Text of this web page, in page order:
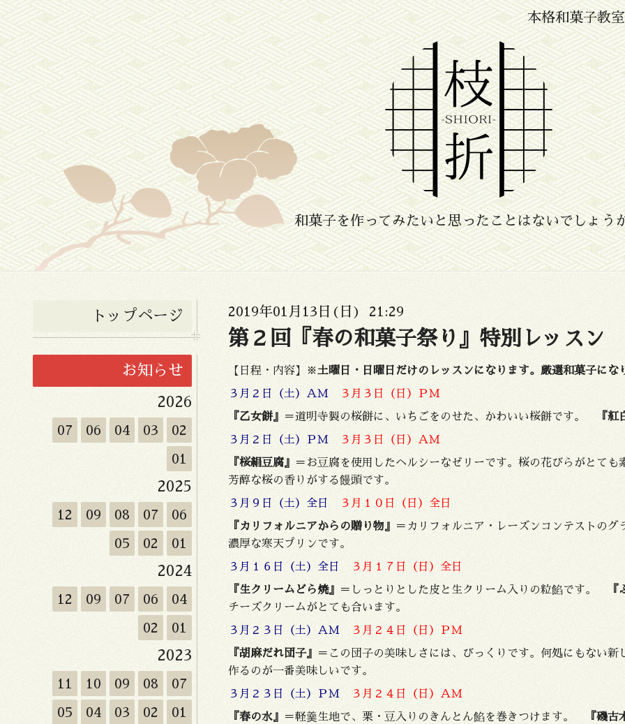
本格和菓子教
和菓子を作ってみたいと思ったことはないでしょう
トップページ
お知らせ
2026
07 06 04 03 02
01
2025
12 09 08 07 06
05 02 01
2024
12 09 07 06 04
02 01
2023
11 10 09 08 07
05 04 03 02 01
2019年01月13日(日) 21:29
第２回『春の和菓子祭り』特別レッスン
【日程・内容】※土曜日・日曜日だけのレッスンになります。厳選和菓子にな
３月２日（土）ＡＭ ３月３日（日）ＰＭ
『乙女餅』 ＝道明寺製の桜餅に、いちごをのせた、かわいい桜餅です。 『紅
３月２日（土）ＰＭ ３月３日（日）ＡＭ
『桜絹豆腐』
＝お豆腐を使用したヘルシーなゼリーです。桜の花びらがとて
芳醇な桜の香りがする饅頭です。
３月９日（土）全日 ３月１０日（日）全日
『カリフォルニアからの贈り物』
＝カリフォルニア・レーズンコンテストの
濃厚な寒天プリンです。
３月１６日（土）全日 ３月１７日（日）全日
『生クリームどら焼』 ＝しっとりとした皮と生クリーム入りの粒餡です。
チーズクリームがとても合います。
３月２３日（土）ＡＭ ３月２４日（日）ＰＭ
『胡麻だれ団子』
＝この団子の美味しさには、びっくりです。何処にもない
作るのが一番美味しいです。
３月２３日（土）ＰＭ ３月２４日（日）ＡＭ
『春の水』 ＝軽羹生地で、栗・豆入りのきんとん餡を巻きつけます。 『磯古